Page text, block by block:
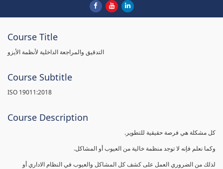
Course Title
التدقيق والمراجعة الداخلية لأنظمة الأيزو
Course Subtitle
ISO 19011:2018
Course Description
كل مشكلة هي فرصة حقيقية للتطوير.
وكما نعلم فإنه لا توجد منظمة خالية من العيوب أو المشاكل.
لذلك من الضروري العمل على كشف كل المشاكل والعيوب في النظام الاداري أو